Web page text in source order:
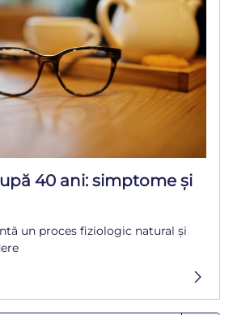
40 ani: simptome și
un proces fiziologic natural și